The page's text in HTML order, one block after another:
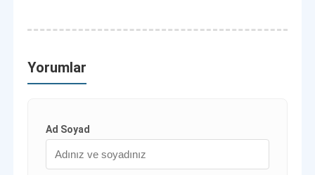
Yorumlar
Ad Soyad